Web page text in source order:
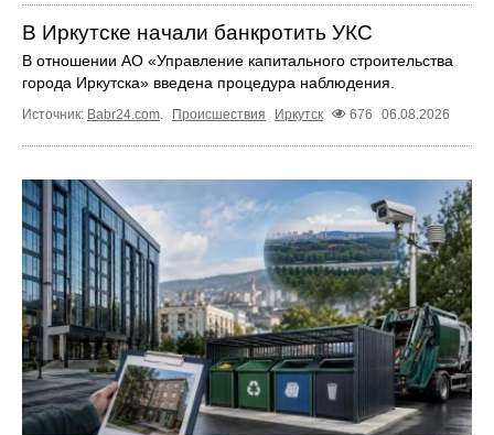
В Иркутске начали банкротить УКС
В отношении АО «Управление капитального строительства
города Иркутска» введена процедура наблюдения.
Источник: Babr24.com Происшествия Иркутск 676 06.08.2026